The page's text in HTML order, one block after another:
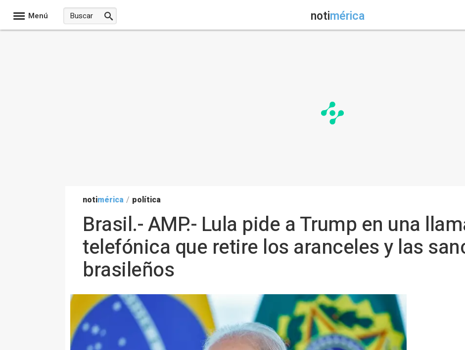
Menú notimérica
notimérica / política
Brasil.- AMP.- Lula pide a Trump en una
telefónica que retire los aranceles y las
brasileños